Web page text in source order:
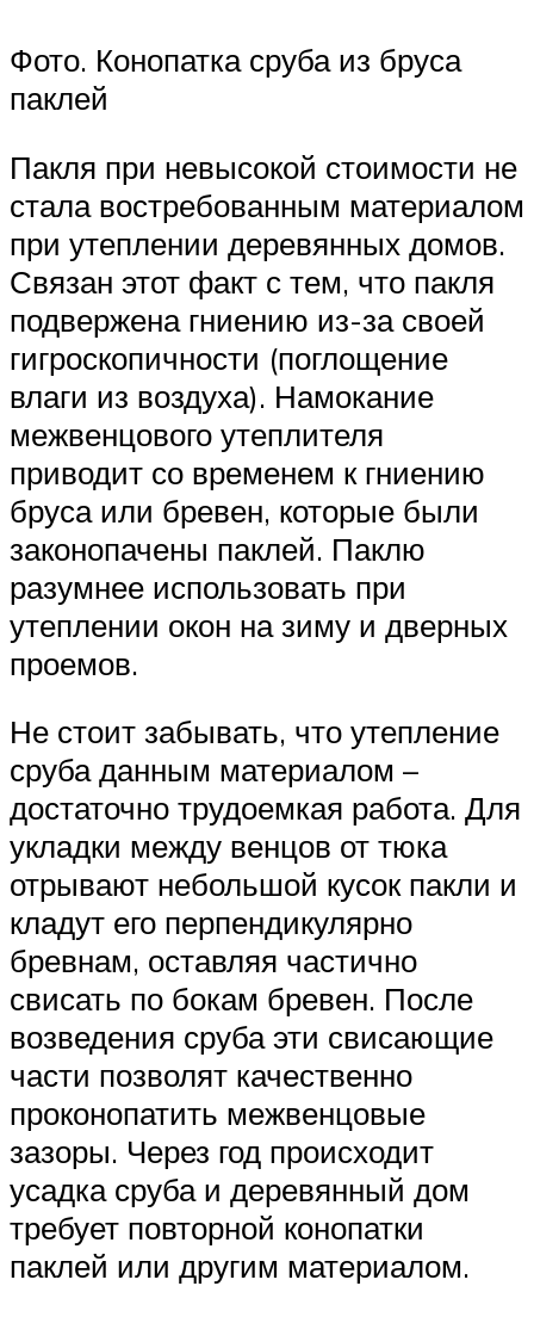
Фото. Конопатка сруба из бруса
паклей
Пакля при невысокой стоимости не
стала востребованным материалом
при утеплении деревянных домов.
Связан этот факт с тем, что пакля
подвержена гниению из-за своей
гигроскопичности (поглощение
влаги из воздуха). Намокание
межвенцового утеплителя
приводит со временем к гниению
бруса или бревен, которые были
законопачены паклей. Паклю
разумнее использовать при
утеплении окон на зиму и дверных
проемов.
Не стоит забывать, что утепление
сруба данным материалом –
достаточно трудоемкая работа. Для
укладки между венцов от тюка
отрывают небольшой кусок пакли и
кладут его перпендикулярно
бревнам, оставляя частично
свисать по бокам бревен. После
возведения сруба эти свисающие
части позволят качественно
проконопатить межвенцовые
зазоры. Через год происходит
усадка сруба и деревянный дом
требует повторной конопатки
паклей или другим материалом.